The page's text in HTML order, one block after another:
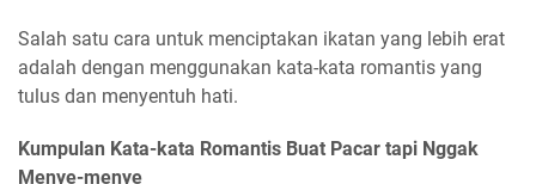
Salah satu cara untuk menciptakan ikatan yang lebih erat
adalah dengan menggunakan kata-kata romantis yang
tulus dan menyentuh hati.
Kumpulan Kata-kata Romantis Buat Pacar tapi Nggak
Menye-menye